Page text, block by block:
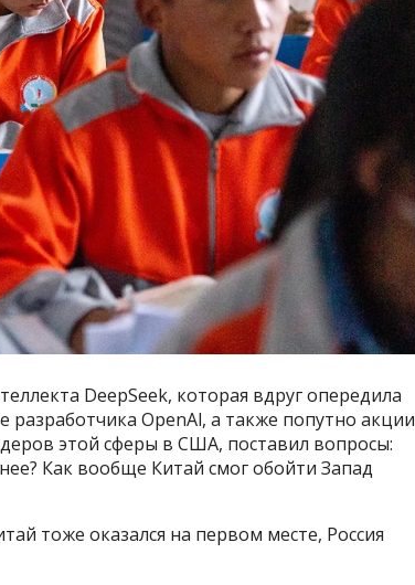
DeepSeek, которая вдруг опередила
OpenAl, а также попутно акции
этой сферы в США, поставил вопросы:
Как вообще Китай смог обойти Запад
тоже оказался на первом месте, Россия